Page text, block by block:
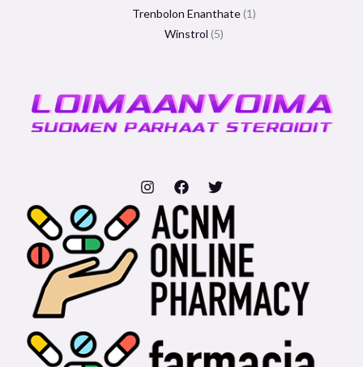
Trenbolon Enanthate 1
Winstrol 5